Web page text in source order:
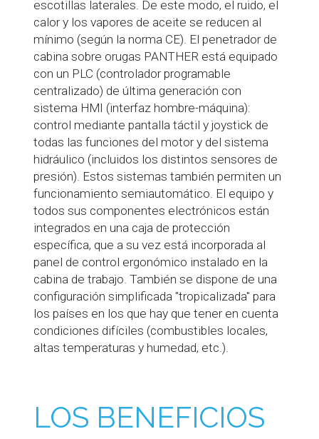
escotillas laterales. De este modo, el ruido, el
calor y los vapores de aceite se reducen al
mínimo (según la norma CE). El penetrador de
cabina sobre orugas PANTHER está equipado
con un PLC (controlador programable
centralizado) de última generación con
sistema HMI (interfaz hombre-máquina):
control mediante pantalla táctil y joystick de
todas las funciones del motor y del sistema
hidráulico (incluidos los distintos sensores de
presión). Estos sistemas también permiten un
funcionamiento semiautomático. El equipo y
todos sus componentes electrónicos están
integrados en una caja de protección
específica, que a su vez está incorporada al
panel de control ergonómico instalado en la
cabina de trabajo. También se dispone de una
configuración simplificada "tropicalizada" para
los países en los que hay que tener en cuenta
condiciones difíciles (combustibles locales,
altas temperaturas y humedad, etc.).
LOS BENEFICIOS